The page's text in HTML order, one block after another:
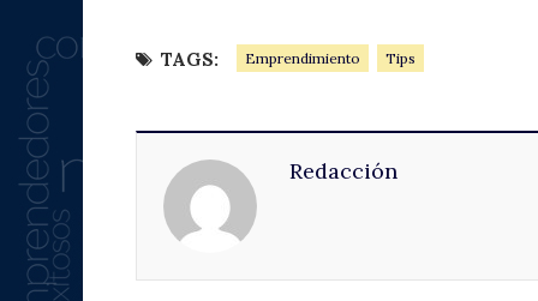
TAGS: Emprendimiento Tips
Redacción